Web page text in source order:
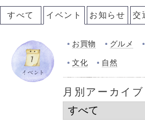
すべて イベント お知らせ 交
お買物 グルメ
文化 自然
月別アーカイブ